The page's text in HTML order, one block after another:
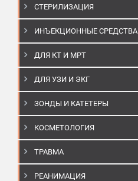
СТЕРИЛИЗАЦИЯ
ИНЪЕКЦИОННЫЕ СРЕДСТВА
ДЛЯ КТ И МРТ
ДЛЯ УЗИ И ЭКГ
ЗОНДЫ И КАТЕТЕРЫ
КОСМЕТОЛОГИЯ
ТРАВМА
РЕАНИМАЦИЯ